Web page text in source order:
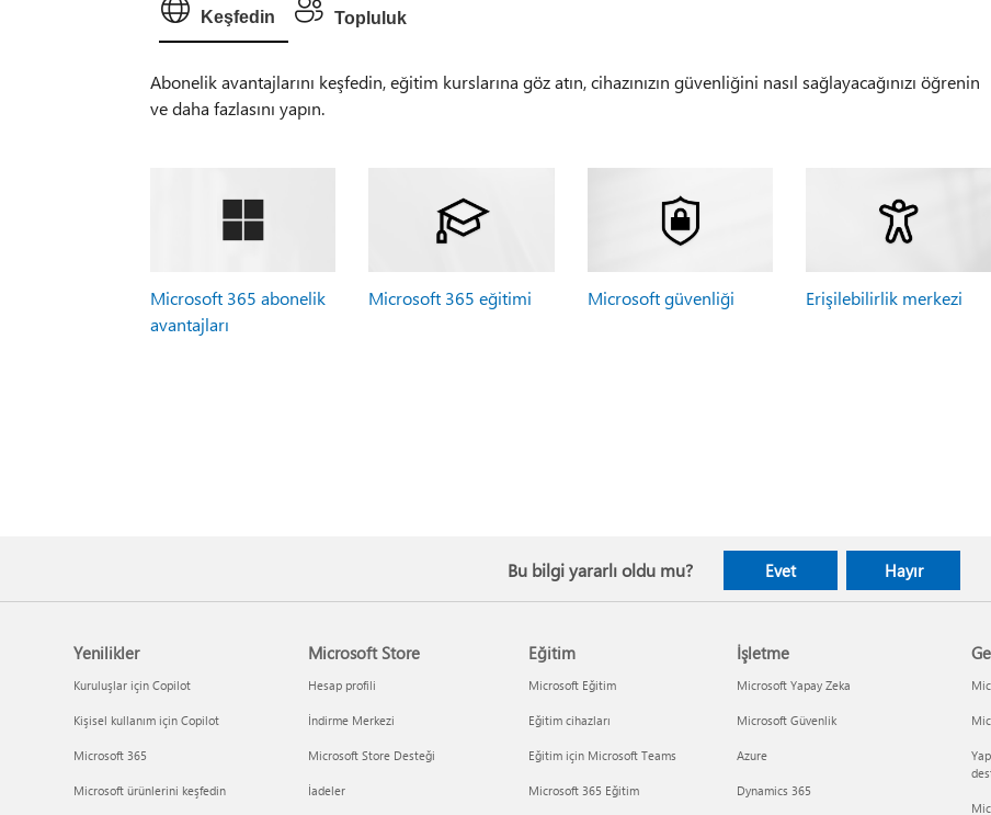
Keşfedin Topluluk
Abonelik avantajlarını keşfedin, eğitim kurslarına göz atın, cihazınızın güvenliğini nasıl sağlayacağınızı öğrenin
ve daha fazlasını yapın.
Microsoft 365 abonelik
avantajları
Microsoft 365 eğitimi Microsoft güvenliği Erişilebilirlik merkezi
Bu bilgi yararlı oldu mu? Evet Hayır
Yenilikler
Kuruluşlar için Copilot
Kişisel kullanım için Copilot
Microsoft 365
Microsoft ürünlerini keşfedin
Microsoft Store
Hesap profili
İndirme Merkezi
Microsoft Store Desteği
İadeler
Eğitim
Microsoft Eğitim
Eğitim cihazları
Eğitim için Microsoft Teams
Microsoft 365 Eğitim
İşletme
Microsoft Yapay Zeka
Microsoft Güvenlik
Azure
Dynamics 365